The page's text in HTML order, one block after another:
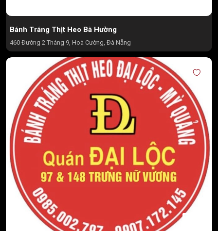
Bánh Tráng Thịt Heo Bà Hường
460 Đường 2 Tháng 9, Hoà Cường, Đà Nẵng